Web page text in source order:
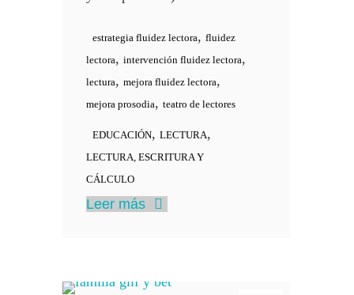
estrategia fluidez lectora, fluidez
lectora, intervención fluidez lectora,
lectura, mejora fluidez lectora,
mejora prosodia, teatro de lectores
EDUCACIÓN, LECTURA,
LECTURA, ESCRITURA Y
CÁLCULO
Leer más